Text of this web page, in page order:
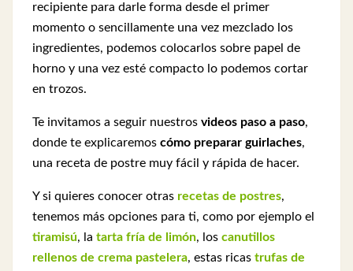
recipiente para darle forma desde el primer
momento o sencillamente una vez mezclado los
ingredientes, podemos colocarlos sobre papel de
horno y una vez esté compacto lo podemos cortar
en trozos.
Te invitamos a seguir nuestros videos paso a paso,
donde te explicaremos cómo preparar guirlaches,
una receta de postre muy fácil y rápida de hacer.
Y si quieres conocer otras recetas de postres,
tenemos más opciones para ti, como por ejemplo el
tiramisú, la tarta fría de limón, los canutillos
rellenos de crema pastelera, estas ricas trufas de